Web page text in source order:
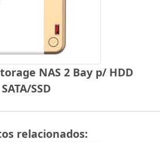
NAS 2 Bay p/ HDD
SATA/SSD
relacionados: